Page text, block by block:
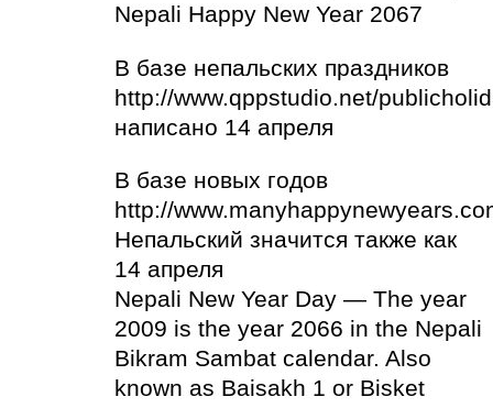
Nepali Happy New Year 2067
В базе непальских праздников
http://www.qppstudio.net/
написано 14 апреля
В базе новых годов
http://
Непальский значится также как
14 апреля
Nepali New Year Day — The year
2009 is the year 2066 in the Nepali
Bikram Sambat calendar. Also
known as Baisakh 1 or Bisket